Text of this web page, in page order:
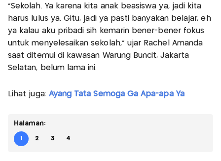
"Sekolah. Ya karena kita anak beasiswa ya, jadi kita
harus lulus ya. Gitu, jadi ya pasti banyakan belajar, eh
ya kalau aku pribadi sih kemarin bener-bener fokus
untuk menyelesaikan sekolah," ujar Rachel Amanda
saat ditemui di kawasan Warung Buncit, Jakarta
Selatan, belum lama ini.
Lihat juga: Ayang Tata Semoga Ga Apa-apa Ya
Halaman:
1 2 3 4